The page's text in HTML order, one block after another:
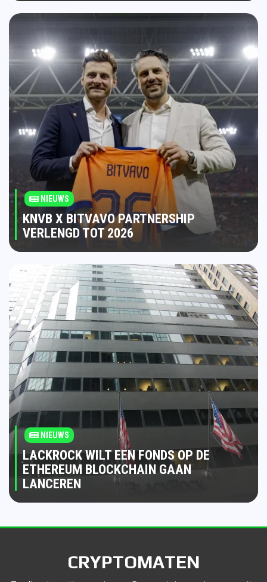
NIEUWS
KNVB X BITVAVO PARTNERSHIP
VERLENGD TOT 2026
NIEUWS
LACKROCK WILT EEN FONDS OP DE
ETHEREUM BLOCKCHAIN GAAN
LANCEREN
CRYPTOMATEN